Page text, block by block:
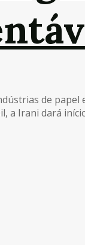
de papel
a Irani dará